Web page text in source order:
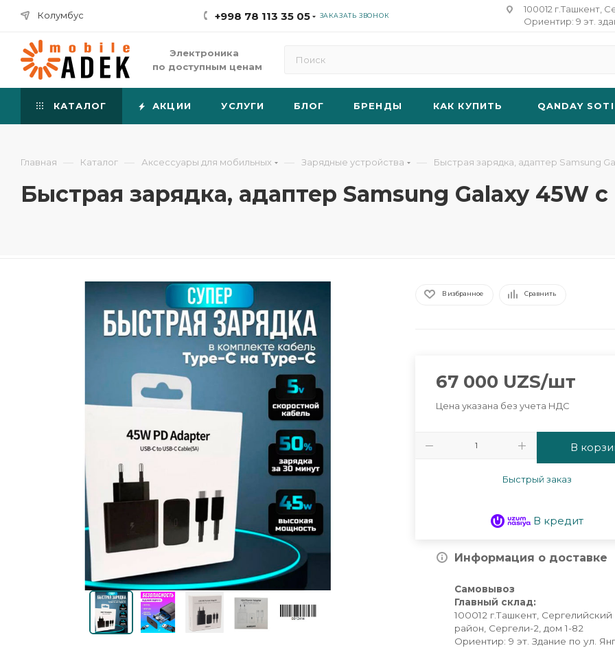
Колумбус +998 78 113 35 05 ЗАКАЗАТЬ ЗВОНОК
100012 г.Ташкент,
Ориентир: 9 эт.
Электроника
по доступным ценам
КАТАЛОГ АКЦИИ УСЛУГИ БЛОГ БРЕНДЫ КАК КУПИТЬ QANDAY
Главная — Каталог — Аксессуары для мобильных — Зарядные устройства — Быстрая зарядка, адаптер Samsung
Быстрая зарядка, адаптер Samsung Galaxy 45W
В избранное Сравнить
67 000 UZS/шт
Цена указана без учета НДС
В
Быстрый заказ
В кредит
Информация о доставке
Самовывоз
Главный склад:
100012 г.Ташкент, Сергелийский
район, Сергели-2, дом 1-82
Ориентир: 9 эт. Здание по ул.